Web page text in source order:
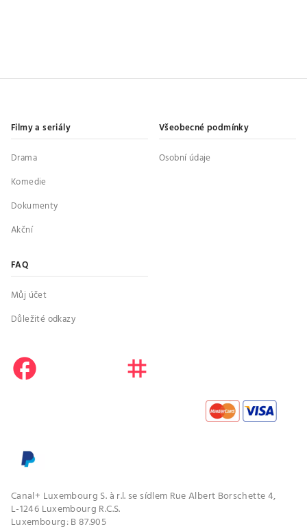
Filmy a seriály
Drama
Komedie
Dokumenty
Akční
Všeobecné podmínky
Osobní údaje
FAQ
Můj účet
Důležité odkazy
facebook
instagram
Canal+ Luxembourg S. à r.l. se sídlem Rue Albert Borschette 4,
L-1246 Luxembourg R.C.S.
Luxembourg: B 87.905